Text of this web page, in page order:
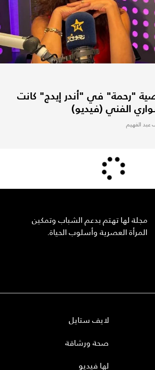
"رحمة" في "أندر إيدج" كانت
الفني (فيديو)
عبد الفهيم
مجلة لها تهتم بدعم الشباب وتمكين
المرأة العصرية وأسلوب الحياة.
لايف ستايل
صحة ورشاقة
لها فيديو